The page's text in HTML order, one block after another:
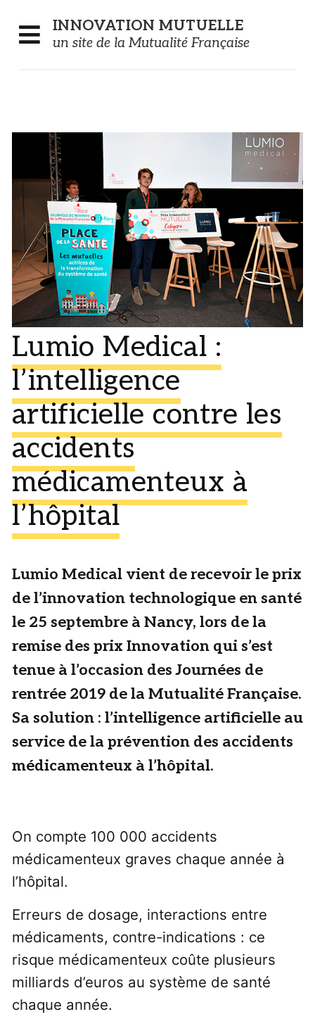
INNOVATION MUTUELLE
un site de la Mutualité Française
Lumio Medical :
l’intelligence
artificielle contre les
accidents
médicamenteux à
l’hôpital
Lumio Medical vient de recevoir le prix
de l’innovation technologique en santé
le 25 septembre à Nancy, lors de la
remise des prix Innovation qui s’est
tenue à l’occasion des Journées de
rentrée 2019 de la Mutualité Française.
Sa solution : l’intelligence artificielle au
service de la prévention des accidents
médicamenteux à l’hôpital.
On compte 100 000 accidents
médicamenteux graves chaque année à
l’hôpital.
Erreurs de dosage, interactions entre
médicaments, contre-indications : ce
risque médicamenteux coûte plusieurs
milliards d’euros au système de santé
chaque année.